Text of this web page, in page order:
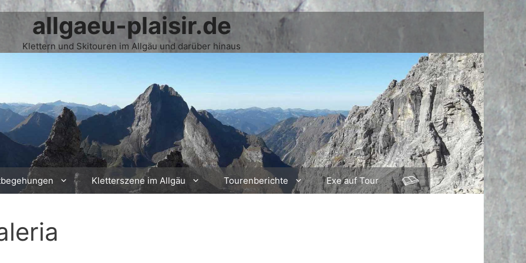
allgaeu-plaisir.de
Klettern und Skitouren im Allgäu und darüber hinaus
Kletterszene im Allgäu Tourenberichte Exe auf Tour